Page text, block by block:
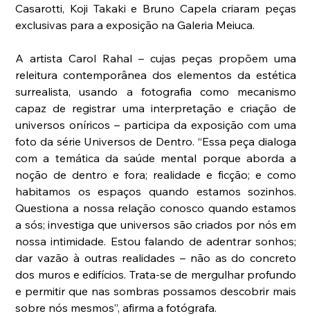
Casarotti, Koji Takaki e Bruno Capela criaram peças
exclusivas para a exposição na Galeria Meiuca.
A artista Carol Rahal – cujas peças propõem uma
releitura contemporânea dos elementos da estética
surrealista, usando a fotografia como mecanismo
capaz de registrar uma interpretação e criação de
universos oníricos – participa da exposição com uma
foto da série Universos de Dentro. “Essa peça dialoga
com a temática da saúde mental porque aborda a
noção de dentro e fora; realidade e ficção; e como
habitamos os espaços quando estamos sozinhos.
Questiona a nossa relação conosco quando estamos
a sós; investiga que universos são criados por nós em
nossa intimidade. Estou falando de adentrar sonhos;
dar vazão à outras realidades – não as do concreto
dos muros e edifícios. Trata-se de mergulhar profundo
e permitir que nas sombras possamos descobrir mais
sobre nós mesmos”, afirma a fotógrafa.